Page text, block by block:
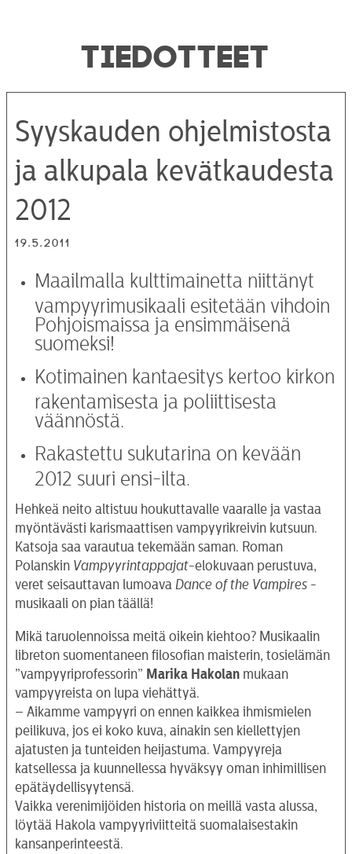
TIEDOTTEET
Syyskauden ohjelmistosta
ja alkupala kevätkaudesta
2012
19.5.2011
Maailmalla kulttimainetta niittänyt
vampyyrimusikaali esitetään vihdoin
Pohjoismaissa ja ensimmäisenä
suomeksi!
Kotimainen kantaesitys kertoo kirkon
rakentamisesta ja poliittisesta
väännöstä.
Rakastettu sukutarina on kevään
2012 suuri ensi-ilta.
Hehkeä neito altistuu houkuttavalle vaaralle ja vastaa
myöntävästi karismaattisen vampyyrikreivin kutsuun.
Katsoja saa varautua tekemään saman. Roman
Polanskin Vampyyrintappajat-elokuvaan perustuva,
veret seisauttavan lumoava Dance of the Vampires -
musikaali on pian täällä!
Mikä taruolennoissa meitä oikein kiehtoo? Musikaalin
libreton suomentaneen filosofian maisterin, tosielämän
”vampyyriprofessorin” Marika Hakolan mukaan
vampyyreista on lupa viehättyä.
– Aikamme vampyyri on ennen kaikkea ihmismielen
peilikuva, jos ei koko kuva, ainakin sen kiellettyjen
ajatusten ja tunteiden heijastuma. Vampyyreja
katsellessa ja kuunnellessa hyväksyy oman inhimillisen
epätäydellisyytensä.
Vaikka verenimijöiden historia on meillä vasta alussa,
löytää Hakola vampyyriviitteitä suomalaisestakin
kansanperinteestä.